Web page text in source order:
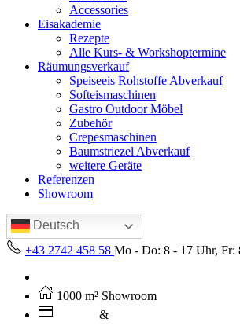
Accessories
Eisakademie
Rezepte
Alle Kurs- & Workshoptermine
Räumungsverkauf
Speiseeis Rohstoffe Abverkauf
Softeismaschinen
Gastro Outdoor Möbel
Zubehör
Crepesmaschinen
Baumstriezel Abverkauf
weitere Geräte
Referenzen
Showroom
Deutsch
+43 2742 458 58 Mo - Do: 8 - 17 Uhr, Fr:
1000 m² Showroom
&